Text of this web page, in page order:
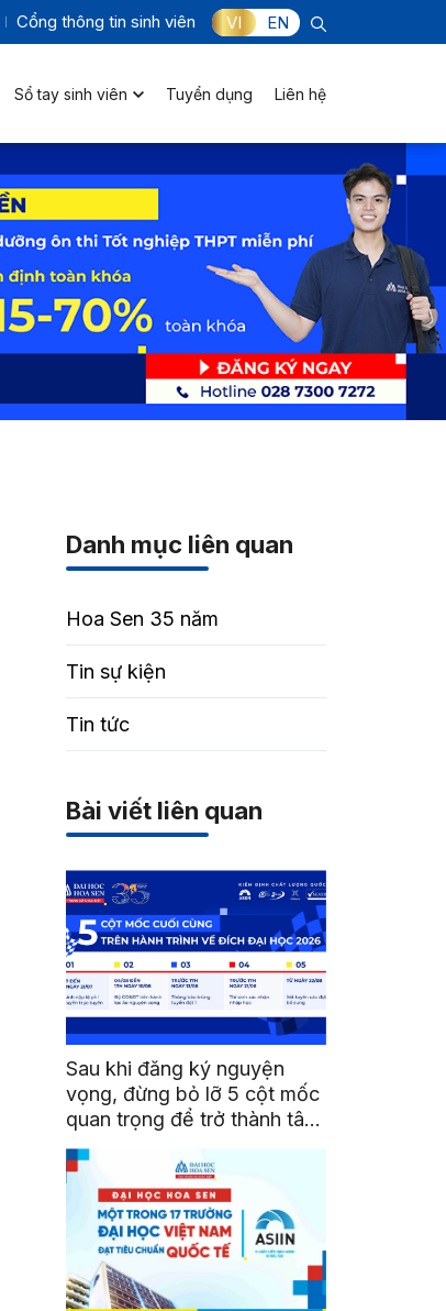
Cổng thông tin sinh viên VI EN
Sổ tay sinh viên Tuyển dụng Liên hệ
Danh mục liên quan
Hoa Sen 35 năm
Tin sự kiện
Tin tức
Bài viết liên quan
Sau khi đăng ký nguyện
vọng, đừng bỏ lỡ 5 cột mốc
quan trọng để trở thành tân
sinh viên HSU